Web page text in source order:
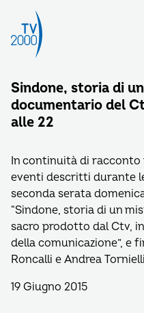
Sindone, storia di
documentario del
alle 22
In continuità di racconto
eventi descritti durante
seconda serata
“Sindone, storia di un
sacro prodotto dal Ctv,
della comunicazione”, e
Roncalli e Andrea
19 Giugno 2015